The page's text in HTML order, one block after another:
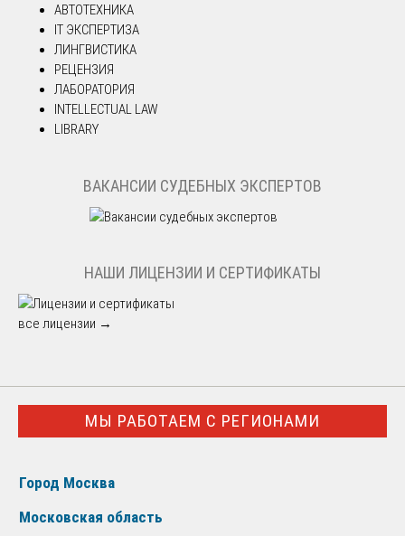
АВТОТЕХНИКА
IT ЭКСПЕРТИЗА
ЛИНГВИСТИКА
РЕЦЕНЗИЯ
ЛАБОРАТОРИЯ
INTELLECTUAL LAW
LIBRARY
ВАКАНСИИ СУДЕБНЫХ ЭКСПЕРТОВ
НАШИ ЛИЦЕНЗИИ И СЕРТИФИКАТЫ
все лицензии →
МЫ РАБОТАЕМ С РЕГИОНАМИ
Город Москва
Московская область